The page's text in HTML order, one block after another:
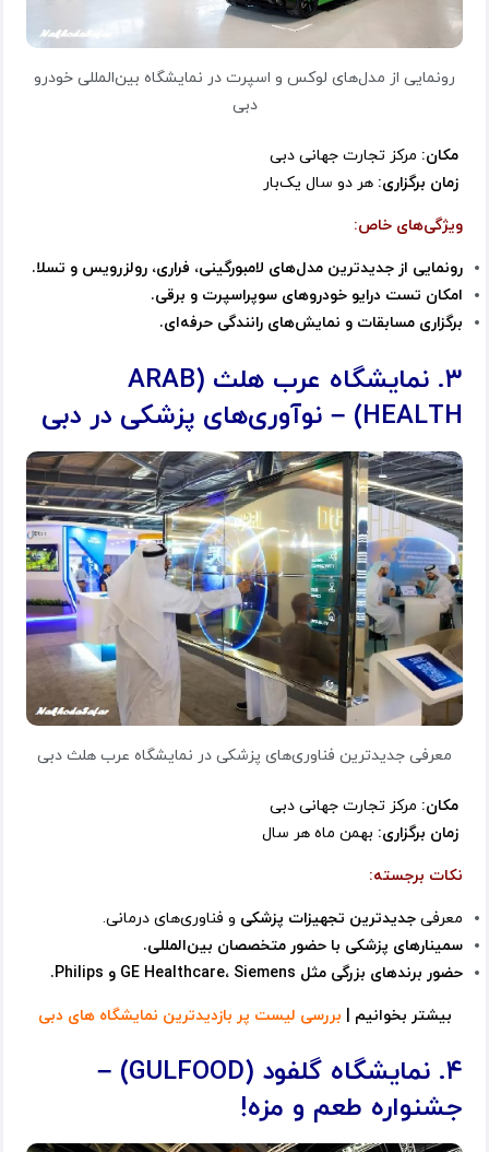
رونمایی از مدل‌های لوکس و اسپرت در نمایشگاه بین‌المللی خودرو
دبی
مکان: مرکز تجارت جهانی دبی
زمان برگزاری: هر دو سال یک‌بار
ویژگی‌های خاص:
رونمایی از جدیدترین مدل‌های لامبورگینی، فراری، رولزرویس و تسلا.
امکان تست درایو خودروهای سوپراسپرت و برقی.
برگزاری مسابقات و نمایش‌های رانندگی حرفه‌ای.
۳. نمایشگاه عرب هلث (ARAB
HEALTH) – نوآوری‌های پزشکی در دبی
معرفی جدیدترین فناوری‌های پزشکی در نمایشگاه عرب هلث دبی
مکان: مرکز تجارت جهانی دبی
زمان برگزاری: بهمن ماه هر سال
نکات برجسته:
معرفی جدیدترین تجهیزات پزشکی و فناوری‌های درمانی.
سمینارهای پزشکی با حضور متخصصان بین‌المللی.
حضور برندهای بزرگی مثل GE Healthcare، Siemens و Philips.
بیشتر بخوانیم | بررسی لیست پر بازدیدترین نمایشگاه های دبی
۴. نمایشگاه گلفود (GULFOOD) –
جشنواره طعم و مزه!